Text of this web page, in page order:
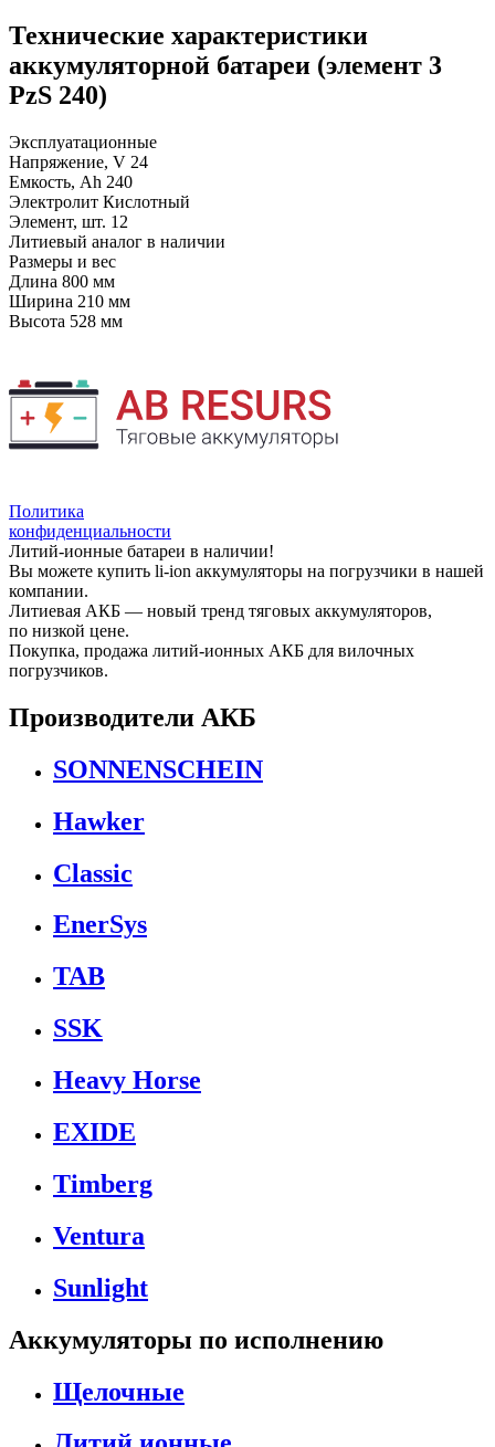
Технические характеристики
аккумуляторной батареи (элемент 3
PzS 240)
Эксплуатационные
Напряжение, V 24
Емкость, Ah 240
Электролит Кислотный
Элемент, шт. 12
Литиевый аналог в наличии
Размеры и вес
Длина 800 мм
Ширина 210 мм
Высота 528 мм
Политика
конфиденциальности
Литий-ионные батареи в наличии!
Вы можете купить li-ion аккумуляторы на погрузчики в нашей
компании.
Литиевая АКБ — новый тренд тяговых аккумуляторов,
по низкой цене.
Покупка, продажа литий-ионных АКБ для вилочных
погрузчиков.
Производители АКБ
SONNENSCHEIN
Hawker
Classic
EnerSys
TAB
SSK
Heavy Horse
EXIDE
Timberg
Ventura
Sunlight
Аккумуляторы по исполнению
Щелочные